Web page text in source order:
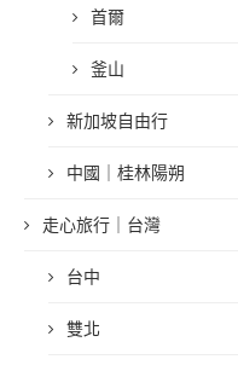
首爾
釜山
新加坡自由行
中國｜桂林陽朔
走心旅行｜台灣
台中
雙北